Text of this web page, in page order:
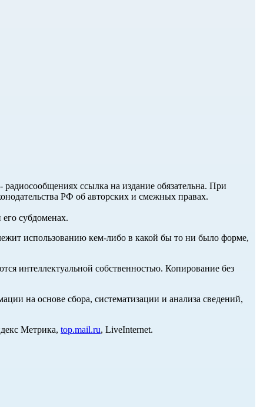
радиосообщениях ссылка на издание обязательна. При
РФ об авторских и смежных правах.
его субдоменах.
использованию кем-либо в какой бы то ни было форме,
интеллектуальной собственностью. Копирование без
на основе сбора, систематизации и анализа сведений,
Метрика, top.mail.ru, LiveInternet.